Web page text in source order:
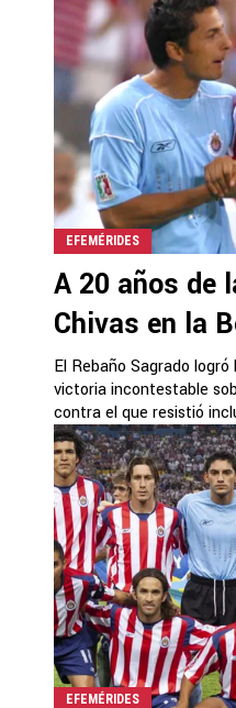
EFEMÉRIDES
A 20 años de
Chivas en la
El Rebaño Sagrado
victoria incontestable
contra el que resistió
EFEMÉRIDES